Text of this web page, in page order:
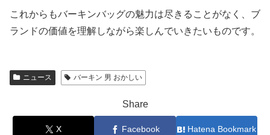
これからもバーキンバッグの魅力は尽きることがなく、ブ
ランドの価値を理解しながら楽しんでいきたいものです。
ニュース バーキン 男 おかしい
Share
X Facebook Hatena Bookmark